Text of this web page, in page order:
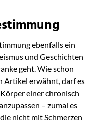
ebenfalls ein
und Geschichten
geht. Wie schon
Artikel erwähnt, darf es
einer chronisch
– zumal es
nicht mit Schmerzen